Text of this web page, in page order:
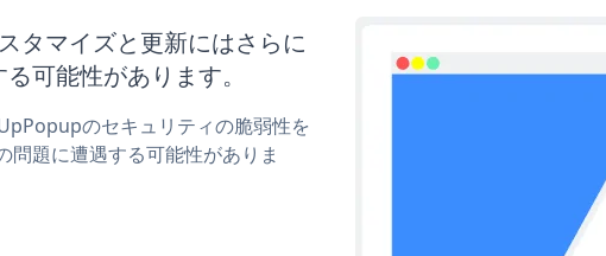
マイズと更新にはさらに
可能性があります。
のセキュリティの脆弱性を
題に遭遇する可能性がありま